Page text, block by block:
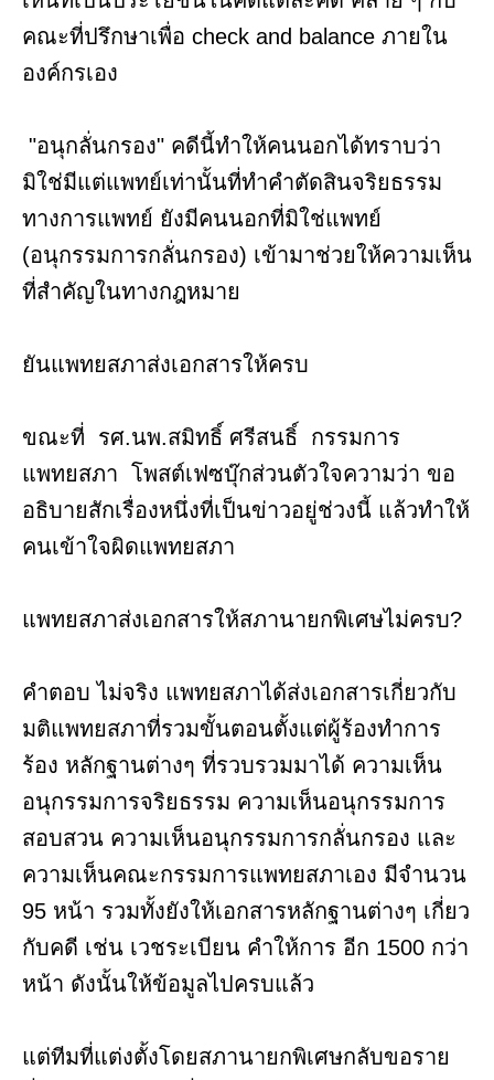
คณะที่ปรึกษาเพื่อ check and balance ภายใน
องค์กรเอง
"อนุกลั่นกรอง" คดีนี้ทำให้คนนอกได้ทราบว่า
มิใช่มีแต่แพทย์เท่านั้นที่ทำคำตัดสินจริยธรรม
ทางการแพทย์ ยังมีคนนอกที่มิใช่แพทย์
(อนุกรรมการกลั่นกรอง) เข้ามาช่วยให้ความเห็น
ที่สำคัญในทางกฎหมาย
ยันแพทยสภาส่งเอกสารให้ครบ
ขณะที่ รศ.นพ.สมิทธิ์ ศรีสนธิ์ กรรมการ
แพทยสภา โพสต์เฟซบุ๊กส่วนตัวใจความว่า ขอ
อธิบายสักเรื่องหนึ่งที่เป็นข่าวอยู่ช่วงนี้ แล้วทำให้
คนเข้าใจผิดแพทยสภา
แพทยสภาส่งเอกสารให้สภานายกพิเศษไม่ครบ?
คำตอบ ไม่จริง แพทยสภาได้ส่งเอกสารเกี่ยวกับ
มติแพทยสภาที่รวมขั้นตอนตั้งแต่ผู้ร้องทำการ
ร้อง หลักฐานต่างๆ ที่รวบรวมมาได้ ความเห็น
อนุกรรมการจริยธรรม ความเห็นอนุกรรมการ
สอบสวน ความเห็นอนุกรรมการกลั่นกรอง และ
ความเห็นคณะกรรมการแพทยสภาเอง มีจำนวน
95 หน้า รวมทั้งยังให้เอกสารหลักฐานต่างๆ เกี่ยว
กับคดี เช่น เวชระเบียน คำให้การ อีก 1500 กว่า
หน้า ดังนั้นให้ข้อมูลไปครบแล้ว
แต่ทีมที่แต่งตั้งโดยสภานายกพิเศษกลับขอราย